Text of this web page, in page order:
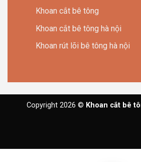
Khoan cắt bê tông
Khoan cắt bê tông hà nội
Khoan rút lõi bê tông hà nội
Copyright 2026 © Khoan cắt bê